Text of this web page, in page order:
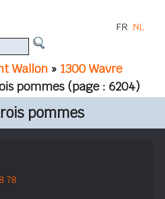
Wallon » 1300 Wavre
pommes (page : 6204)
FR NL
pommes
78